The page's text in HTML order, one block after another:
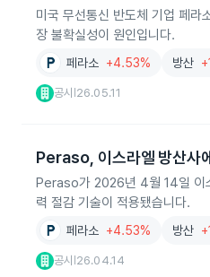
미국 무선통신 반도체 기업 페
장 불확실성이 원인입니다.
페라소 +4.53% 방산
공시 26.05.11
Peraso, 이스라엘 방산사
Peraso가 2026년 4월 14일 이
력 절감 기술이 적용됐습니다.
페라소 +4.53% 방산
공시 26.04.14